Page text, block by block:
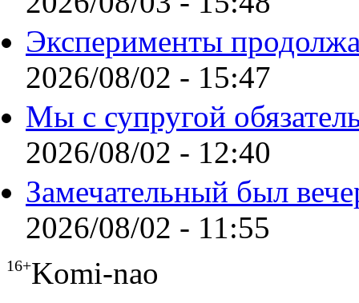
Эксперименты
2026/08/02 - 15:47
Мы с супругой
2026/08/02 - 12:40
Замечательный был
2026/08/02 - 11:55
16+Komi-nao